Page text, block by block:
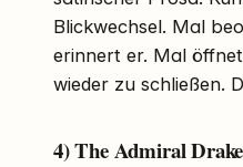
Blickwechsel. Mal
erinnert er. Mal
wieder zu schließen.
4) The Admiral